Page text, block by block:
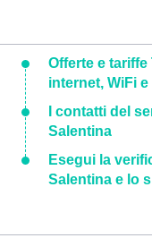
Offerte e tariffe
internet, WiFi
I contatti del
Salentina
Esegui la
Salentina e lo